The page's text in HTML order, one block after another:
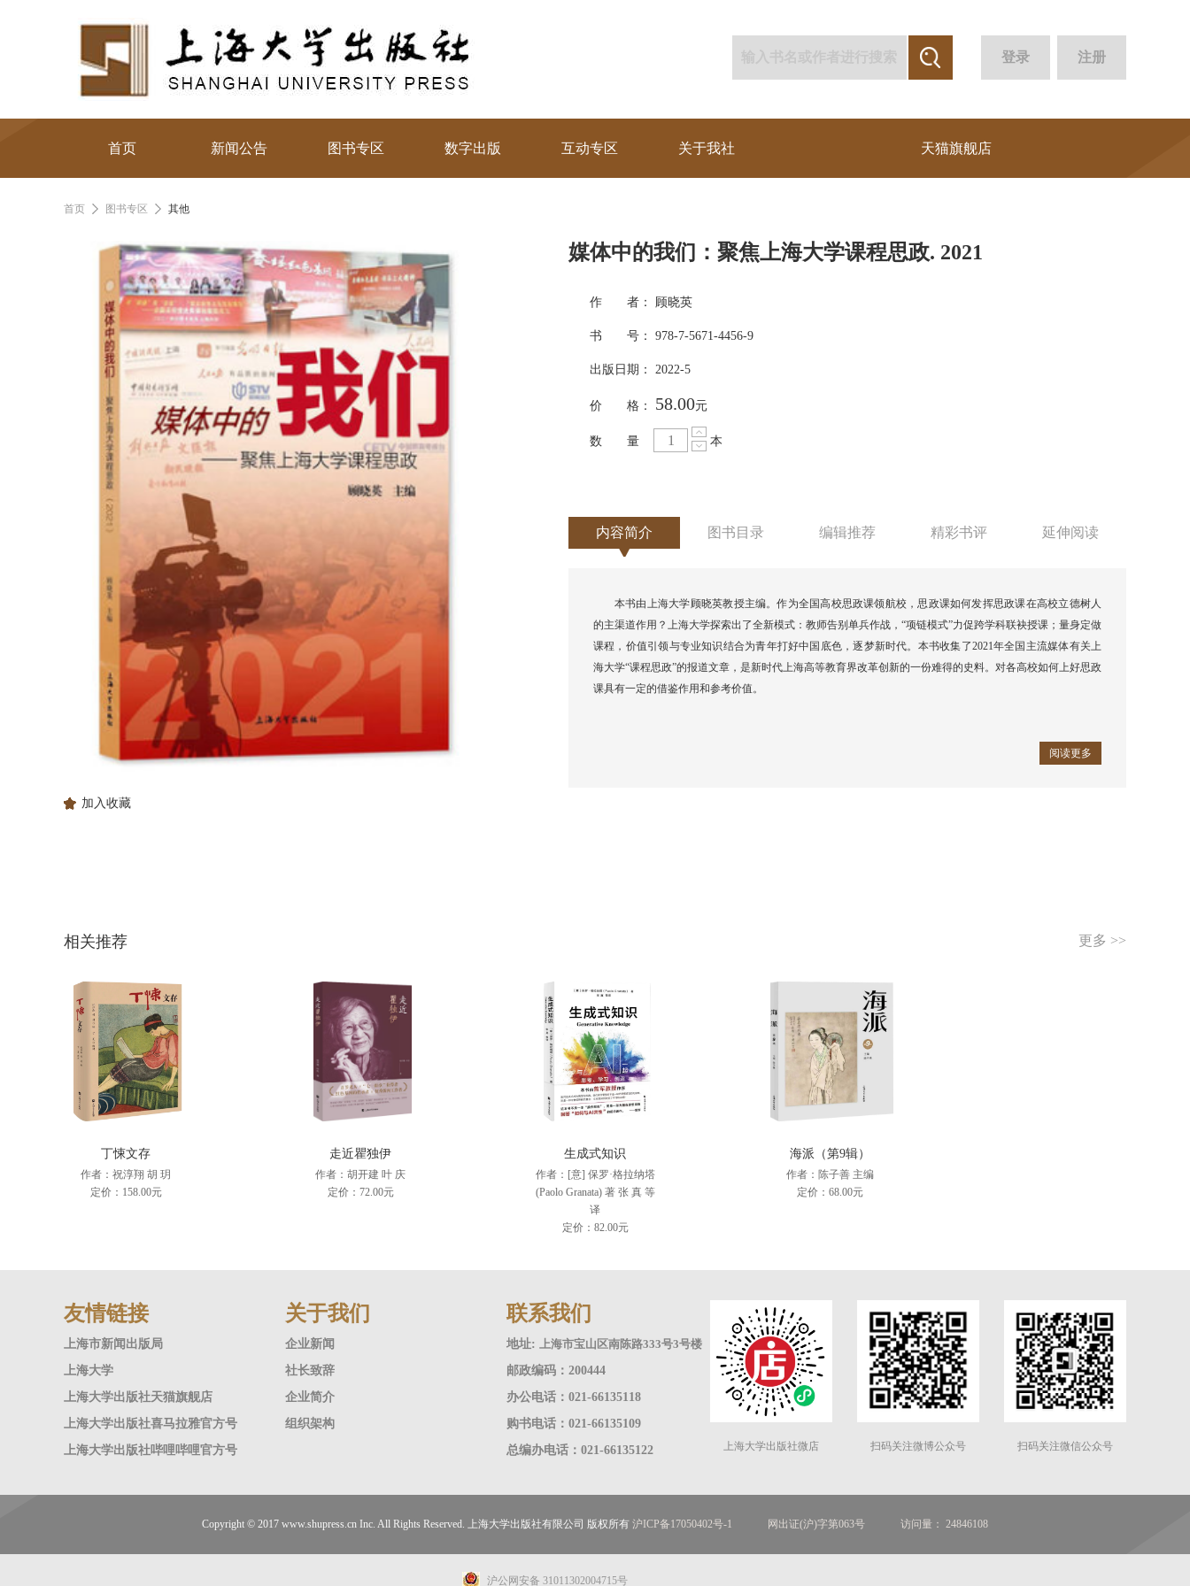
注册
登录
首页 新闻公告 图书专区 数字出版 互动专区 关于我社 天猫旗舰店
首页 图书专区 其他
加入收藏
媒体中的我们：聚焦上海大学课程思政. 2021
作 者： 顾晓英
书 号： 978-7-5671-4456-9
出版日期： 2022-5
价 格： 58.00元
数 量 本
内容简介 图书目录 编辑推荐 精彩书评 延伸阅读
本书由上海大学顾晓英教授主编。作为全国高校思政课领航校，思政课如何发挥思政课在高校立德树人
的主渠道作用？上海大学探索出了全新模式：教师告别单兵作战，“项链模式”力促跨学科联袂授课；量身定做
课程，价值引领与专业知识结合为青年打好中国底色，逐梦新时代。本书收集了2021年全国主流媒体有关上
海大学“课程思政”的报道文章，是新时代上海高等教育界改革创新的一份难得的史料。对各高校如何上好思政
课具有一定的借鉴作用和参考价值。
阅读更多
相关推荐 更多 >>
丁悚文存
作者：祝淳翔 胡 玥
定价：158.00元
走近瞿独伊
作者：胡开建 叶 庆
定价：72.00元
生成式知识
作者：[意] 保罗·格拉纳塔
(Paolo Granata) 著 张 真 等
译
定价：82.00元
海派（第9辑）
作者：陈子善 主编
定价：68.00元
友情链接
上海市新闻出版局
上海大学
上海大学出版社天猫旗舰店
上海大学出版社喜马拉雅官方号
上海大学出版社哔哩哔哩官方号
关于我们
企业新闻
社长致辞
企业简介
组织架构
联系我们
地址: 上海市宝山区南陈路333号3号楼
邮政编码：200444
办公电话：021-66135118
购书电话：021-66135109
总编办电话：021-66135122
上海大学出版社微店 扫码关注微博公众号 扫码关注微信公众号
Copyright © 2017 www.shupress.cn Inc. All Rights Reserved. 上海大学出版社有限公司 版权所有 沪ICP备17050402号-1 网出证(沪)字第063号 访问量： 24846108
沪公网安备 31011302004715号